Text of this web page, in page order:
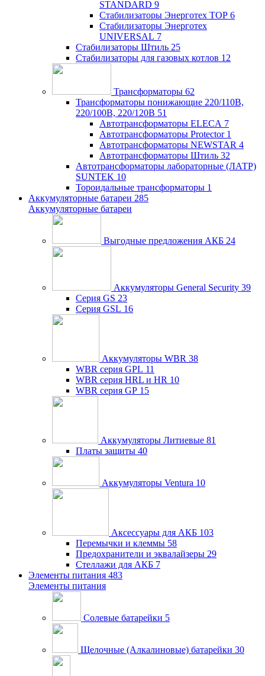
STANDARD 9
Стабилизаторы Энерготех TOP 6
Стабилизаторы Энерготех
UNIVERSAL 7
Стабилизаторы Штиль 25
Стабилизаторы для газовых котлов 12
Трансформаторы 62
Трансформаторы понижающие 220/110В,
220/100В, 220/120В 51
Автотрансформаторы ELECA 7
Автотрансформаторы Protector 1
Автотрансформаторы NEWSTAR 4
Автотрансформаторы Штиль 32
Автотрансформаторы лабораторные (ЛАТР)
SUNTEK 10
Тороидальные трансформаторы 1
Аккумуляторные батареи 285
Аккумуляторные батареи
Выгодные предложения АКБ 24
Аккумуляторы General Security 39
Серия GS 23
Серия GSL 16
Аккумуляторы WBR 38
WBR серия GPL 11
WBR серия HRL и HR 10
WBR серия GP 15
Аккумуляторы Литиевые 81
Платы защиты 40
Аккумуляторы Ventura 10
Аксессуары для АКБ 103
Перемычки и клеммы 58
Предохранители и эквалайзеры 29
Стеллажи для АКБ 7
Элементы питания 483
Элементы питания
Солевые батарейки 5
Щелочные (Алкалиновые) батарейки 30